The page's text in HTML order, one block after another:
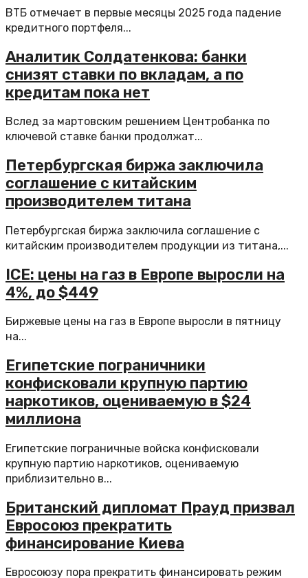
ВТБ отмечает в первые месяцы 2025 года падение
кредитного портфеля...
Аналитик Солдатенкова: банки
снизят ставки по вкладам, а по
кредитам пока нет
Вслед за мартовским решением Центробанка по
ключевой ставке банки продолжат...
Петербургская биржа заключила
соглашение с китайским
производителем титана
Петербургская биржа заключила соглашение с
китайским производителем продукции из титана,...
ICE: цены на газ в Европе выросли на
4%, до $449
Биржевые цены на газ в Европе выросли в пятницу
на...
Египетские пограничники
конфисковали крупную партию
наркотиков, оцениваемую в $24
миллиона
Египетские пограничные войска конфисковали
крупную партию наркотиков, оцениваемую
приблизительно в...
Британский дипломат Прауд призвал
Евросоюз прекратить
финансирование Киева
Евросоюзу пора прекратить финансировать режим